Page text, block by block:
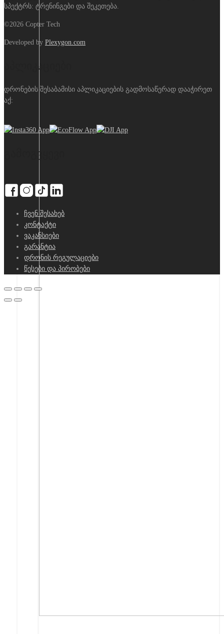
სპექტრს: ტრენინგები და შეკეთება.
©2026 Copter Tech
Developed by Plexygon.com
აპლიკაციები
დრონების შესაბამისი აპლიკაციების გადმოსაწერად დააჭირეთ
აქ:
გამოგვყევი
ჩვენ შესახებ
კონტაქტი
ვაკანსიები
გარანტია
დრონის რეგულაციები
წესები და პირობები